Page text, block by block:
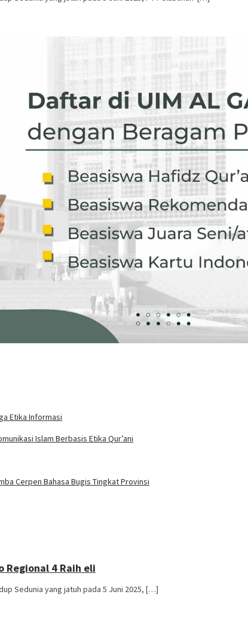
Etika Informasi
Islam Berbasis Etika Qur’ani
Cerpen Bahasa Bugis Tingkat Provinsi
Regional 4 Raih eli
Sedunia yang jatuh pada 5 Juni 2025, […]